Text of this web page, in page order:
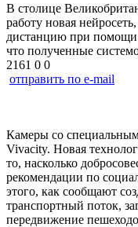
В столице
работу новая
дистанцию при помощи
что полученные
2161 0 0
отправить по e-mail
Камеры со
Vivacity. Новая
то, насколько
рекомендации по
этого, как сообщают
транспортный поток,
передвижение